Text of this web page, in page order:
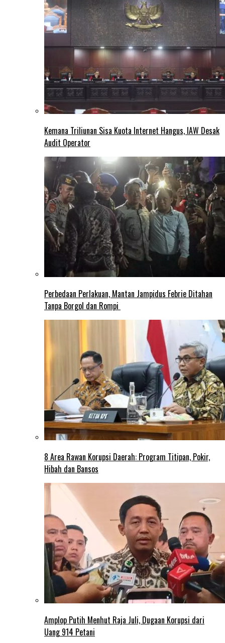
Kemana Triliunan Sisa Kuota Internet Hangus, IAW Desak
Audit Operator
Perbedaan Perlakuan, Mantan Jampidus Febrie Ditahan
Tanpa Borgol dan Rompi
8 Area Rawan Korupsi Daerah: Program Titipan, Pokir,
Hibah dan Bansos
Amplop Putih Menhut Raja Juli, Dugaan Korupsi dari
Uang 914 Petani